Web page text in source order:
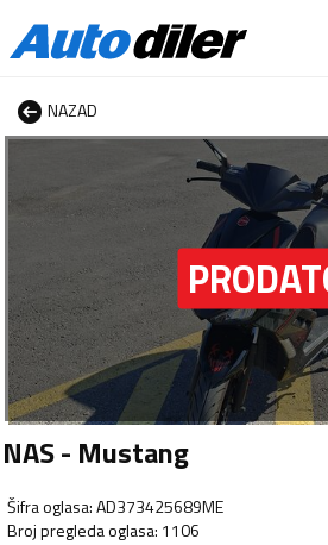
NAZAD
NAS - Mustang
Šifra oglasa:AD373425689ME
Broj pregleda oglasa: 1106